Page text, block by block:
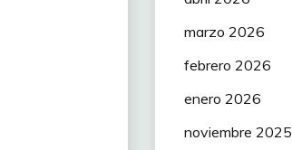
marzo 2026
febrero 2026
enero 2026
noviembre 2025